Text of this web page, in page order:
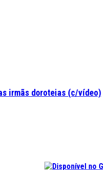
irmãs doroteias (c/vídeo)